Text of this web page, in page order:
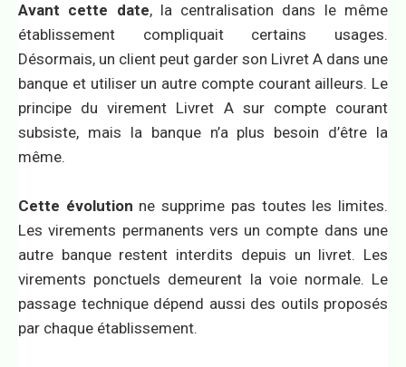
Avant cette date, la centralisation dans le même
établissement compliquait certains usages.
Désormais, un client peut garder son Livret A dans une
banque et utiliser un autre compte courant ailleurs. Le
principe du virement Livret A sur compte courant
subsiste, mais la banque n’a plus besoin d’être la
même.
Cette évolution ne supprime pas toutes les limites.
Les virements permanents vers un compte dans une
autre banque restent interdits depuis un livret. Les
virements ponctuels demeurent la voie normale. Le
passage technique dépend aussi des outils proposés
par chaque établissement.